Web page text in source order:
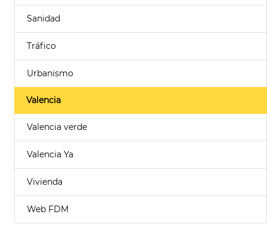
Sanidad
Tráfico
Urbanismo
Valencia
Valencia verde
Valencia Ya
Vivienda
Web FDM